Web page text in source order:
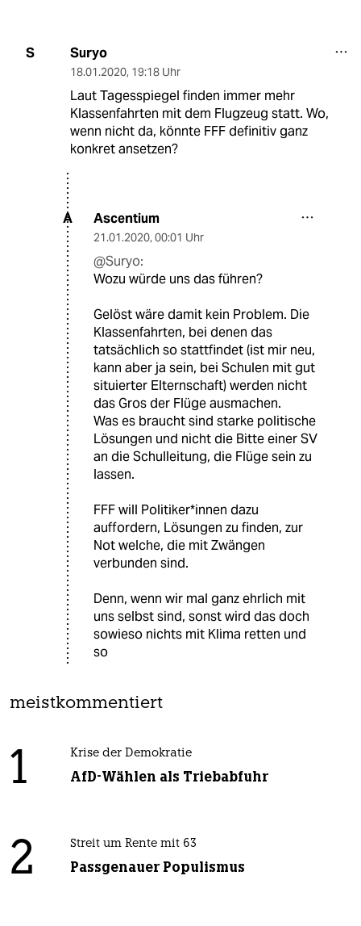
S Suryo
18.01.2020, 19:18 Uhr
Laut Tagesspiegel finden immer mehr
Klassenfahrten mit dem Flugzeug statt. Wo,
wenn nicht da, könnte FFF definitiv ganz
konkret ansetzen?
A Ascentium
21.01.2020, 00:01 Uhr
@Suryo:
Wozu würde uns das führen?
Gelöst wäre damit kein Problem. Die
Klassenfahrten, bei denen das
tatsächlich so stattfindet (ist mir neu,
kann aber ja sein, bei Schulen mit gut
situierter Elternschaft) werden nicht
das Gros der Flüge ausmachen.
Was es braucht sind starke politische
Lösungen und nicht die Bitte einer SV
an die Schulleitung, die Flüge sein zu
lassen.
FFF will Politiker*innen dazu
auffordern, Lösungen zu finden, zur
Not welche, die mit Zwängen
verbunden sind.
Denn, wenn wir mal ganz ehrlich mit
uns selbst sind, sonst wird das doch
sowieso nichts mit Klima retten und
so
meistkommentiert
1 Krise der Demokratie
AfD-Wählen als Triebabfuhr
2 Streit um Rente mit 63
Passgenauer Populismus